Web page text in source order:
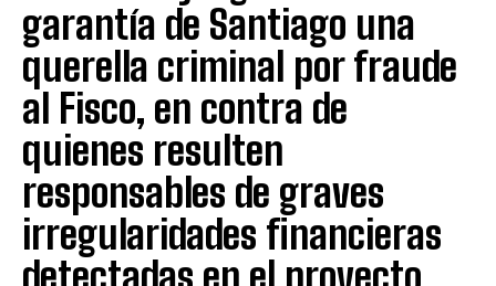
garantía de Santiago una
querella criminal por fraude
al Fisco, en contra de
quienes resulten
responsables de graves
irregularidades financieras